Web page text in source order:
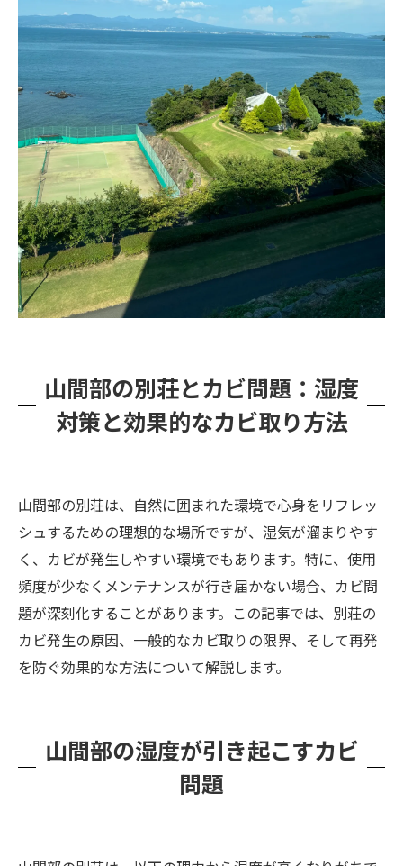
山間部の別荘とカビ問題：湿度
対策と効果的なカビ取り方法
山間部の別荘は、自然に囲まれた環境で心身をリフレッ
シュするための理想的な場所ですが、湿気が溜まりやす
く、カビが発生しやすい環境でもあります。特に、使用
頻度が少なくメンテナンスが行き届かない場合、カビ問
題が深刻化することがあります。この記事では、別荘の
カビ発生の原因、一般的なカビ取りの限界、そして再発
を防ぐ効果的な方法について解説します。
山間部の湿度が引き起こすカビ
問題